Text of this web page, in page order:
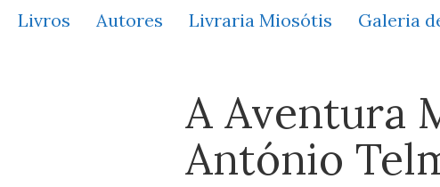
Livros Autores Livraria Miosótis Galeria
A Aventura
António